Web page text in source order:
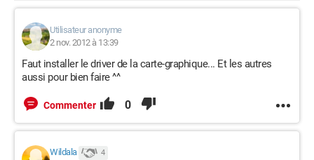
Utilisateur anonyme
2 nov. 2012 à 13:39
Faut installer le driver de la carte-graphique... Et les autres
aussi pour bien faire ^^
Commenter 0
Wildala 4